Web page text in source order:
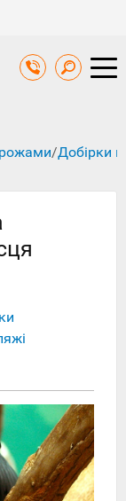
/Добірки